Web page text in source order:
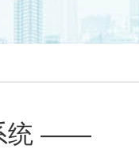
统 ——